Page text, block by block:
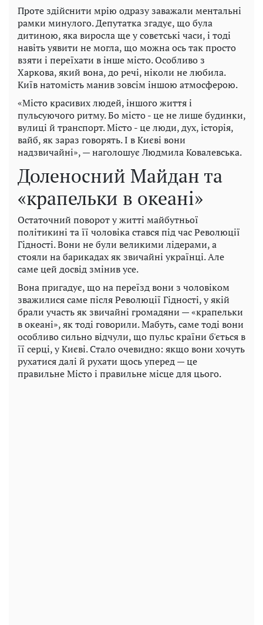
Проте здійснити мрію одразу заважали ментальні
рамки минулого. Депутатка згадує, що була
дитиною, яка виросла ще у совєтські часи, і тоді
навіть уявити не могла, що можна ось так просто
взяти і переїхати в інше місто. Особливо з
Харкова, який вона, до речі, ніколи не любила.
Київ натомість манив зовсім іншою атмосферою.
«Місто красивих людей, іншого життя і
пульсуючого ритму. Бо місто - це не лише будинки,
вулиці й транспорт. Місто - це люди, дух, історія,
вайб, як зараз говорять. І в Києві вони
надзвичайні», — наголошує Людмила Ковалевська.
Доленосний Майдан та
«крапельки в океані»
Остаточний поворот у житті майбутньої
політикині та її чоловіка стався під час Революції
Гідності. Вони не були великими лідерами, а
стояли на барикадах як звичайні українці. Але
саме цей досвід змінив усе.
Вона пригадує, що на переїзд вони з чоловіком
зважилися саме після Революції Гідності, у якій
брали участь як звичайні громадяни — «крапельки
в океані», як тоді говорили. Мабуть, саме тоді вони
особливо сильно відчули, що пульс країни б'ється в
її серці, у Києві. Стало очевидно: якщо вони хочуть
рухатися далі й рухати щось уперед — це
правильне Місто і правильне місце для цього.